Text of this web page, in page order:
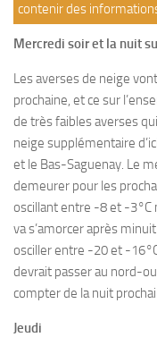
contenir des
Mercredi soir et la nuit
Les averses de neige
prochaine, et ce sur
de très faibles averses
neige supplémentaire
et le Bas-Saguenay. Le
demeurer pour les
oscillant entre -8 et -3°C
va s’amorcer après
osciller entre -20 et -
devrait passer au nord-
compter de la nuit
Jeudi